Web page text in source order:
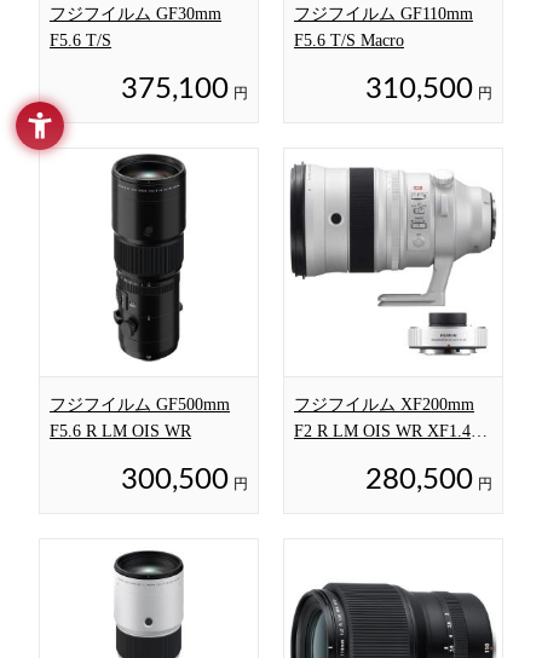
フジフイルム GF30mm
F5.6 T/S
375,100 円
フジフイルム GF110mm
F5.6 T/S Macro
310,500 円
フジフイルム GF500mm
F5.6 R LM OIS WR
300,500 円
フジフイルム XF200mm
F2 R LM OIS WR XF1.4X
280,500 円